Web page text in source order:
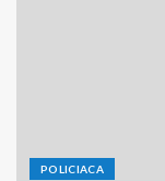
POLICIACA